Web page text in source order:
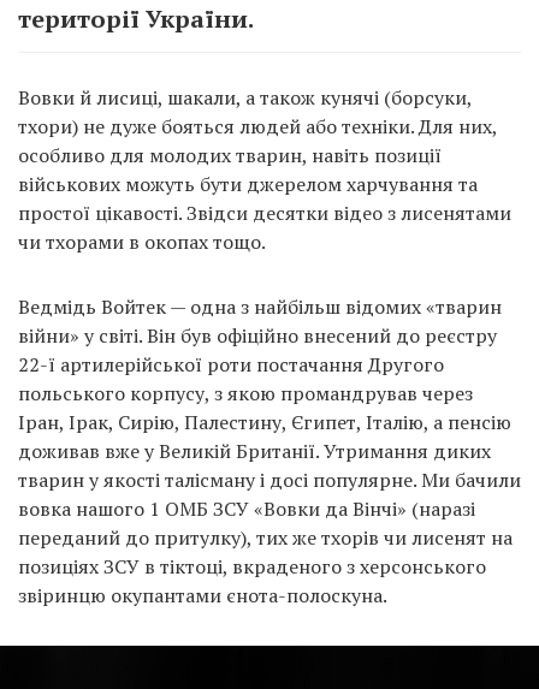
території України.
Вовки й лисиці, шакали, а також кунячі (борсуки,
тхори) не дуже бояться людей або техніки. Для них,
особливо для молодих тварин, навіть позиції
військових можуть бути джерелом харчування та
простої цікавості. Звідси десятки відео з лисенятами
чи тхорами в окопах тощо.
Ведмідь Войтек — одна з найбільш відомих «тварин
війни» у світі. Він був офіційно внесений до реєстру
22-ї артилерійської роти постачання Другого
польського корпусу, з якою промандрував через
Іран, Ірак, Сирію, Палестину, Єгипет, Італію, а пенсію
доживав вже у Великій Британії. Утримання диких
тварин у якості талісману і досі популярне. Ми бачили
вовка нашого 1 ОМБ ЗСУ «Вовки да Вінчі» (наразі
переданий до притулку), тих же тхорів чи лисенят на
позиціях ЗСУ в тіктоці, вкраденого з херсонського
звіринцю окупантами єнота-полоскуна.